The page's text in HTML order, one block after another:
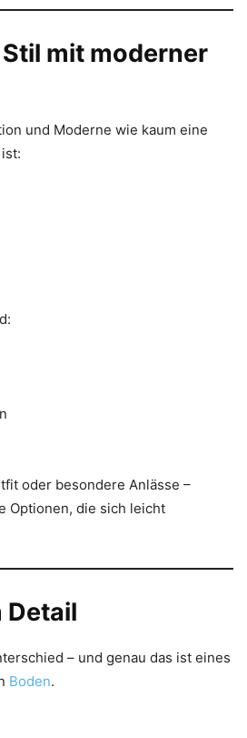
mit moderner
und Moderne wie kaum eine
oder besondere Anlässe –
Optionen, die sich leicht
Detail
– und genau das ist eines
Boden.